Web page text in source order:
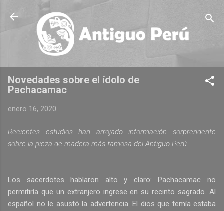
Novedades sobre el ídolo de
Pachacamac
enero 16, 2020
Recientes estudios han arrojado información sorprendente
sobre la pieza de madera más famosa del Antiguo Perú.
Los sacerdotes hablaron alto y claro: Pachacamac no
permitiría que un extranjero ingrese en su recinto sagrado. Al
español no le asustó la advertencia. El dios que temía estaba